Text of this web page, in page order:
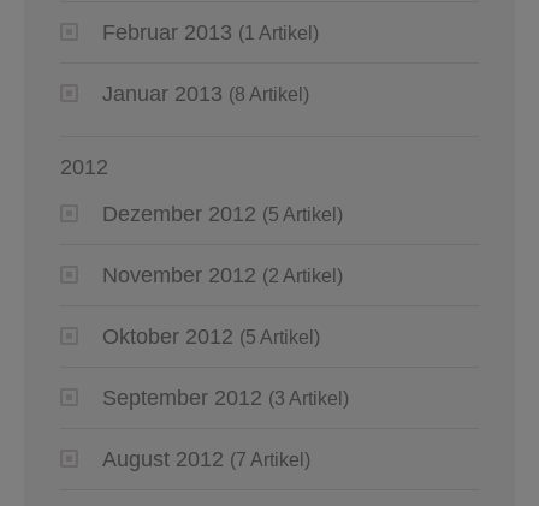
Februar 2013 (1 Artikel)
Januar 2013 (8 Artikel)
2012
Dezember 2012 (5 Artikel)
November 2012 (2 Artikel)
Oktober 2012 (5 Artikel)
September 2012 (3 Artikel)
August 2012 (7 Artikel)